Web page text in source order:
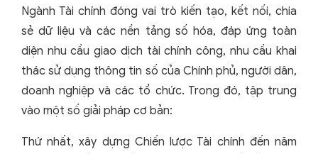
Ngành Tài chính đóng vai trò kiến tạo, kết nối, chia
sẻ dữ liệu và các nền tảng số hóa, đáp ứng toàn
diện nhu cầu giao dịch tài chính công, nhu cầu khai
thác sử dụng thông tin số của Chính phủ, người dân,
doanh nghiệp và các tổ chức. Trong đó, tập trung
vào một số giải pháp cơ bản:
Thứ nhất, xây dựng Chiến lược Tài chính đến năm